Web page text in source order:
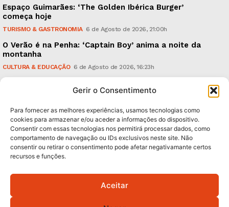
Gerir o Consentimento
Para fornecer as melhores experiências, usamos tecnologias como
cookies para armazenar e/ou aceder a informações do dispositivo.
Consentir com essas tecnologias nos permitirá processar dados, como
comportamento de navegação ou IDs exclusivos neste site. Não
consentir ou retirar o consentimento pode afetar negativamante certos
recursos e funções.
Aceitar
Espaço Guimarães: ‘The Golden Ibérica Burger’
começa hoje
TURISMO & GASTRONOMIA 6 de Agosto de 2026, 21:00h
O Verão é na Penha: ‘Captain Boy’ anima a noite da
montanha
CULTURA & EDUCAÇÃO 6 de Agosto de 2026, 16:23h
em causa”, garante Ricardo Araújo
Subscreva Newsletter:
QUERO ADERIR